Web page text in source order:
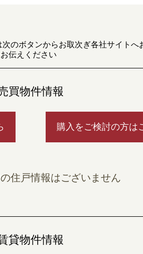
のボタンからお取次ぎ各社サイトへ
伝えください
買物件情報
購入をご検討の方は
住戸情報はございません
貸物件情報